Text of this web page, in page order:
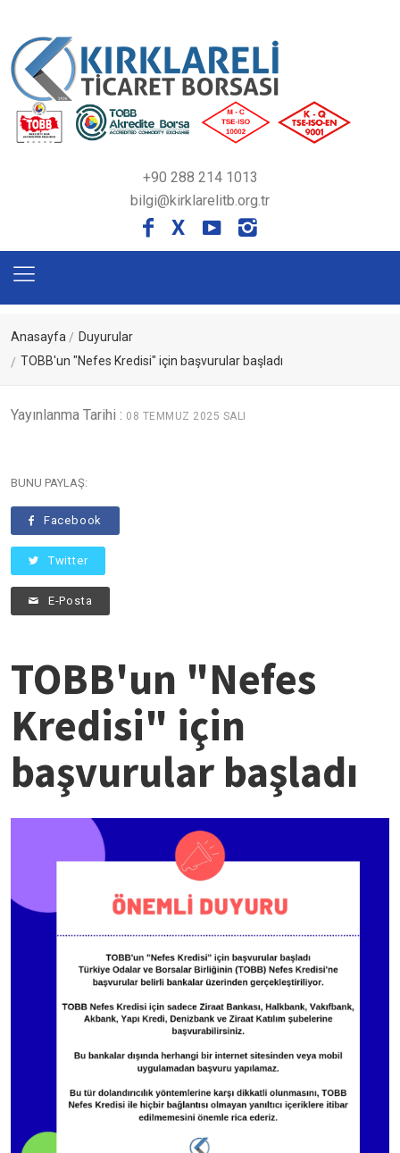
+90 288 214 1013
bilgi@kirklarelitb.org.tr
X
Anasayfa
Duyurular
TOBB'un "Nefes Kredisi" için başvurular başladı
Yayınlanma Tarihi : 08 TEMMUZ 2025 SALI
BUNU PAYLAŞ:
Facebook
Twitter
E-Posta
TOBB'un "Nefes
Kredisi" için
başvurular başladı